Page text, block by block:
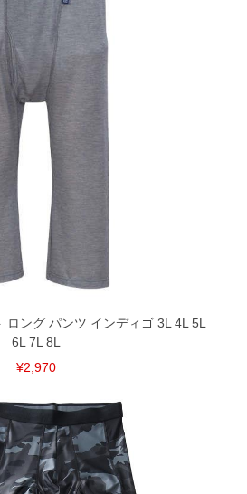
ロング パンツ インディゴ 3L 4L 5L
6L 7L 8L
¥2,970